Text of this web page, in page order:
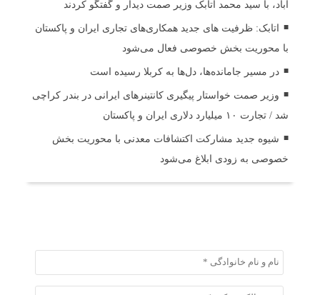
آباد، با سید محمد اتابک وزیر صمت دیدار و گفتگو کردند
اتابک: ظرفیت های جدید همکاری‌های تجاری ایران و پاکستان
با محوریت بخش خصوصی فعال می‌شود
در مسیر جا‌مانده‌ها، دل‌ها به کربلا رسیده است
وزیر صمت خواستار پیگیری کانتینرهای ایرانی در بندر کراچی
شد / تجارت ۱۰ میلیارد دلاری ایران و پاکستان
شیوه جدید مشارکت اکتشافات معدنی با محوریت بخش
خصوصی به زودی ابلاغ می‌شود